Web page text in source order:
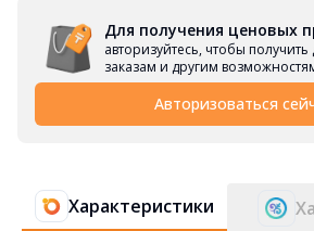
Для получения ценовых
авторизуйтесь, чтобы получить
заказам и другим
Авторизоваться
Характеристики